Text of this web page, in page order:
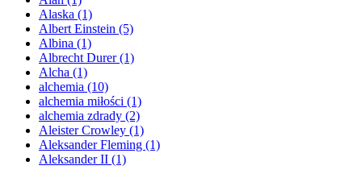
Alaska (1)
Albert Einstein (5)
Albina (1)
Albrecht Durer(1)
Alcha (1)
alchemia (10)
alchemia miłości (1)
alchemia zdrady (2)
Aleister Crowley (1)
Aleksander Fleming (1)
Aleksander II (1)